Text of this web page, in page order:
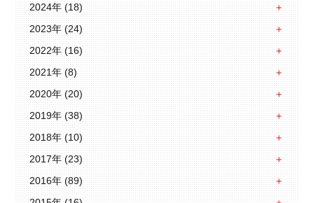
2024年 (18)
2023年 (24)
2022年 (16)
2021年 (8)
2020年 (20)
2019年 (38)
2018年 (10)
2017年 (23)
2016年 (89)